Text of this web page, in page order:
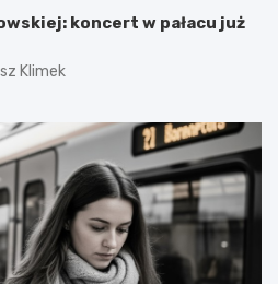
koncert w pałacu już
Klimek